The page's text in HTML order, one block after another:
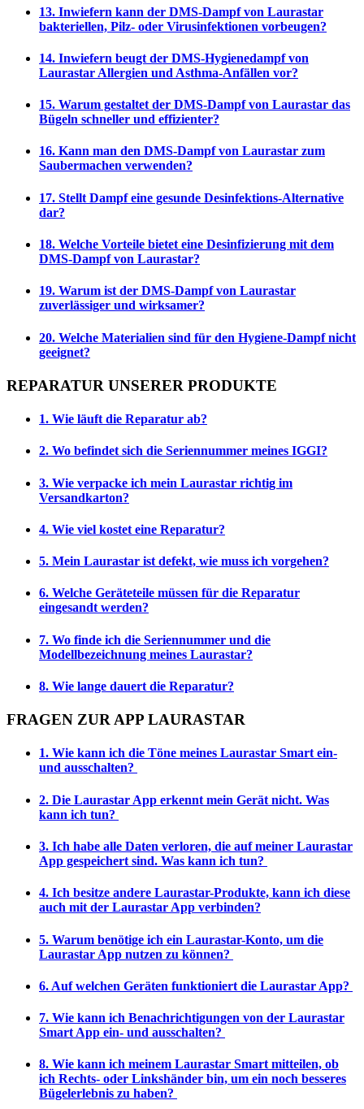
13. Inwiefern kann der DMS-Dampf von Laurastar
bakteriellen, Pilz- oder Virusinfektionen vorbeugen?
14. Inwiefern beugt der DMS-Hygienedampf von
Laurastar Allergien und Asthma-Anfällen vor?
15. Warum gestaltet der DMS-Dampf von Laurastar das
Bügeln schneller und effizienter?
16. Kann man den DMS-Dampf von Laurastar zum
Saubermachen verwenden?
17. Stellt Dampf eine gesunde Desinfektions-Alternative
dar?
18. Welche Vorteile bietet eine Desinfizierung mit dem
DMS-Dampf von Laurastar?
19. Warum ist der DMS-Dampf von Laurastar
zuverlässiger und wirksamer?
20. Welche Materialien sind für den Hygiene-Dampf nicht
geeignet?
REPARATUR UNSERER PRODUKTE
1. Wie läuft die Reparatur ab?
2. Wo befindet sich die Seriennummer meines IGGI?
3. Wie verpacke ich mein Laurastar richtig im
Versandkarton?
4. Wie viel kostet eine Reparatur?
5. Mein Laurastar ist defekt, wie muss ich vorgehen?
6. Welche Geräteteile müssen für die Reparatur
eingesandt werden?
7. Wo finde ich die Seriennummer und die
Modellbezeichnung meines Laurastar?
8. Wie lange dauert die Reparatur?
FRAGEN ZUR APP LAURASTAR
1. Wie kann ich die Töne meines Laurastar Smart ein-
und ausschalten?
2. Die Laurastar App erkennt mein Gerät nicht. Was
kann ich tun?
3. Ich habe alle Daten verloren, die auf meiner Laurastar
App gespeichert sind. Was kann ich tun?
4. Ich besitze andere Laurastar-Produkte, kann ich diese
auch mit der Laurastar App verbinden?
5. Warum benötige ich ein Laurastar-Konto, um die
Laurastar App nutzen zu können?
6. Auf welchen Geräten funktioniert die Laurastar App?
7. Wie kann ich Benachrichtigungen von der Laurastar
Smart App ein- und ausschalten?
8. Wie kann ich meinem Laurastar Smart mitteilen, ob
ich Rechts- oder Linkshänder bin, um ein noch besseres
Bügelerlebnis zu haben?